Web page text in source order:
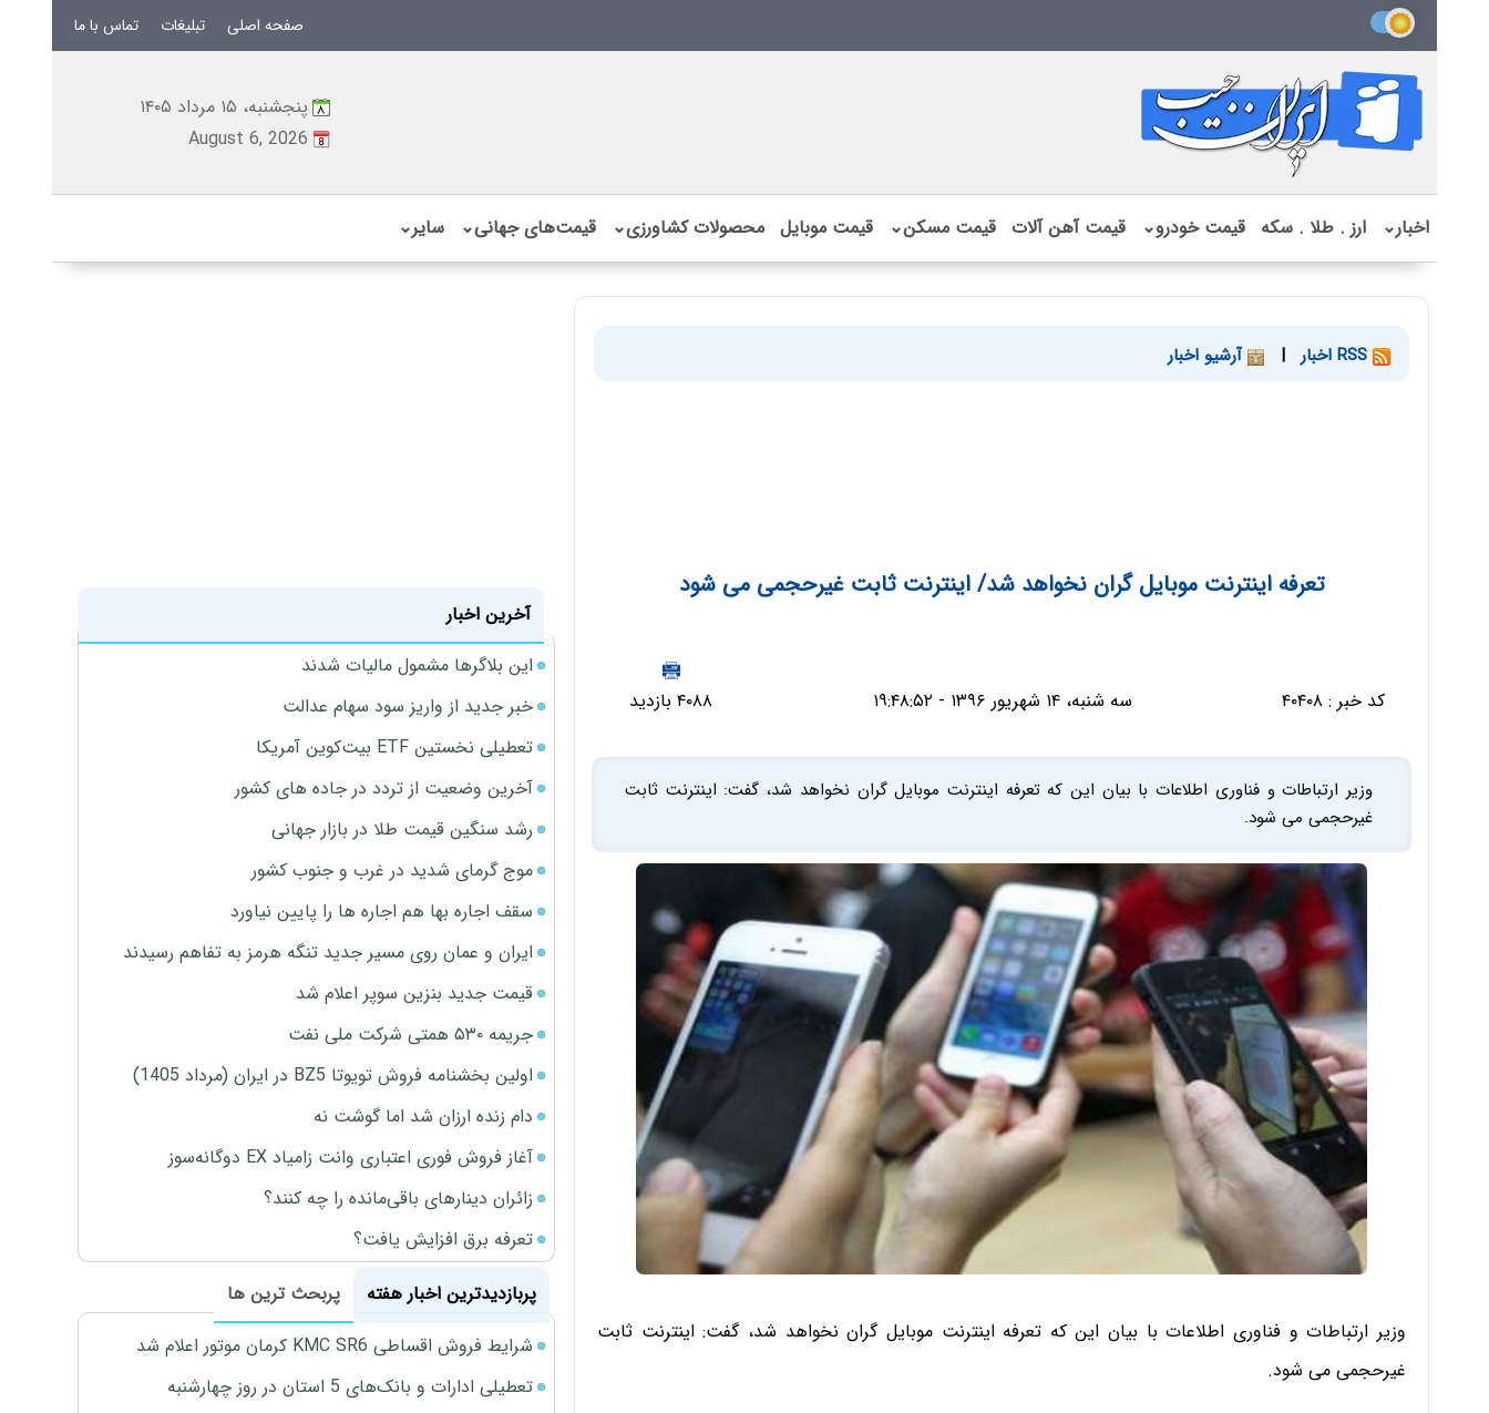
صفحه اصلی تبلیغات تماس با ما
پنجشنبه، ۱۵ مرداد ۱۴۰۵
August 6, 2026
اخبار⌄ ارز . طلا . سکه قیمت خودرو⌄ قیمت آهن آلات قیمت مسکن⌄ قیمت موبایل محصولات کشاورزی⌄ قیمت‌های جهانی⌄ سایر⌄
| آرشیو اخبار
تعرفه اینترنت موبایل گران نخواهد شد/ اینترنت ثابت غیرحجمی می شود
کد خبر :۴۰۴۰۸ سه شنبه، ۱۴ شهریور ۱۳۹۶ - ۱۹:۴۸:۵۲ ۴۰۸۸ بازدید
وزیر ارتباطات و فناوری اطلاعات با بیان این که تعرفه اینترنت موبایل گران نخواهد شد، گفت: اینترنت ثابت
غیرحجمی می شود.
وزیر ارتباطات و فناوری اطلاعات با بیان این که تعرفه اینترنت موبایل گران نخواهد شد، گفت: اینترنت ثابت
غیرحجمی می شود.
آخرین اخبار
این بلاگرها مشمول مالیات شدند
خبر جدید از واریز سود سهام عدالت
تعطیلی نخستین ETF بیت‌کوین آمریکا
آخرین وضعیت از تردد در جاده های کشور
رشد سنگین قیمت طلا در بازار جهانی
موج گرمای شدید در غرب و جنوب کشور
سقف اجاره بها هم اجاره ها را پایین نیاورد
ایران و عمان روی مسیر جدید تنگه هرمز به تفاهم رسیدند
قیمت جدید بنزین سوپر اعلام شد
جریمه ۵۳۰ همتی شرکت ملی نفت
اولین بخشنامه فروش تویوتا BZ5 در ایران (مرداد 1405)
دام زنده ارزان شد اما گوشت نه
آغاز فروش فوری اعتباری وانت زامیاد EX دوگانه‌سوز
زائران دینارهای باقی‌مانده را چه کنند؟
تعرفه برق افزایش یافت؟
پربازدیدترین اخبار هفته
پربحث ترین ها
شرایط فروش اقساطی KMC SR6 کرمان موتور اعلام شد
تعطیلی ادارات و بانک‌های 5 استان در روز چهارشنبه